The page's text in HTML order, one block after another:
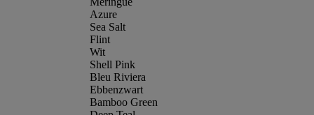
Azure
Sea Salt
Flint
Wit
Shell Pink
Bleu Riviera
Ebbenzwart
Bamboo Green